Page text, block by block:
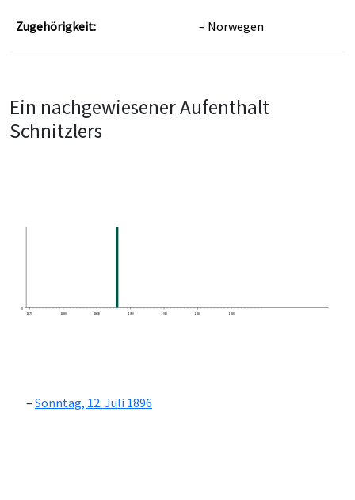
Zugehörigkeit: Norwegen
Ein nachgewiesener Aufenthalt
Schnitzlers
0
1870
1880 1890 1900 1910 1920 1930
Sonntag, 12. Juli 1896